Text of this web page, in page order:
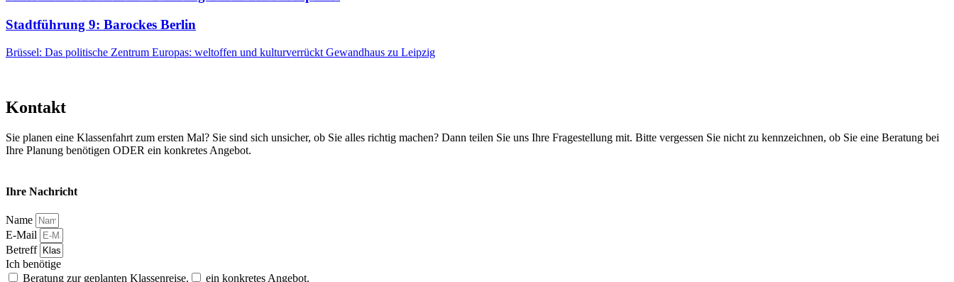
Stadtführung 9: Barockes Berlin
Brüssel: Das politische Zentrum Europas: weltoffen und kulturverrückt Gewandhaus zu Leipzig
Kontakt
Sie planen eine Klassenfahrt zum ersten Mal? Sie sind sich unsicher, ob Sie alles richtig machen? Dann teilen Sie uns Ihre Fragestellung mit. Bitte vergessen Sie nicht zu kennzeichnen, ob Sie eine Beratung bei
Ihre Planung benötigen ODER ein konkretes Angebot.
Ihre Nachricht
Name
E-Mail
Betreff
Ich benötige
Beratung zur geplanten Klassenreise.
ein konkretes Angebot.